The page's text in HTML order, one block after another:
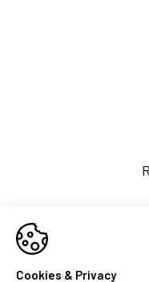
Cookies & Privacy